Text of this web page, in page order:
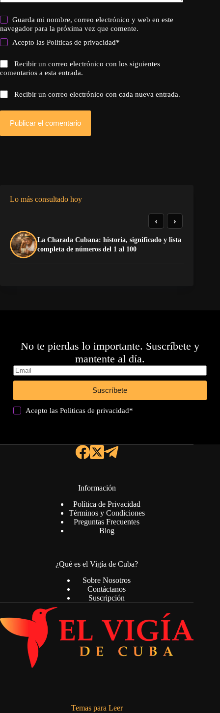
Guarda mi nombre, correo electrónico y web en este
navegador para la próxima vez que comente.
Acepto lasPoliticas de privacidad*
Recibir un correo electrónico con los siguientes
comentarios a esta entrada.
Recibir un correo electrónico con cada nueva entrada.
Publicar el comentario
Lo más consultado hoy
La Charada Cubana: historia, significado y lista
completa de números del 1 al 100
‹ ›
No te pierdas lo importante. Suscríbete y
mantente al día.
Suscríbete
Acepto lasPoliticas de privacidad*
Información
Política de Privacidad
Términos y Condiciones
Preguntas Frecuentes
Blog
¿Qué es el Vigía de Cuba?
Sobre Nosotros
Contáctanos
Suscripción
Temas para Leer